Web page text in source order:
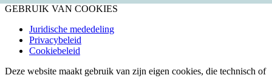
GEBRUIK VAN COOKIES
Juridische mededeling
Privacybeleid
Cookiebeleid
Deze website maakt gebruik van zijn eigen cookies, die technisch of